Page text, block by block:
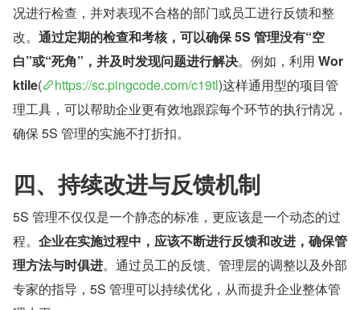
况进行检查，并对表现不合格的部门或员工进行反馈和整
改。 通过定期的检查和考核，可以确保 5S 管理没有“空
白”或“死角”，并及时发现问题进行解决。例如，利用 Wor
ktile( https://sc.pingcode.com/c19tl)这样通用型的项目管
理工具，可以帮助企业更有效地跟踪每个环节的执行情况，
确保 5S 管理的实施不打折扣。
四、持续改进与反馈机制
5S 管理不仅仅是一个静态的标准，更应该是一个动态的过
程。 企业在实施过程中，应该不断进行反馈和改进，确保管
理方法与时俱进。通过员工的反馈、管理层的调整以及外部
专家的指导，5S 管理可以持续优化，从而提升企业整体管